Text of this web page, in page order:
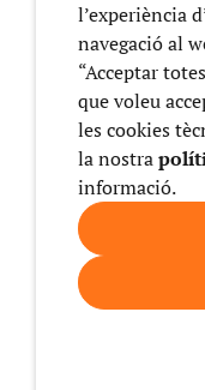
l’experiència
navegació al
“Acceptar
que voleu
les cookies
la nostra
informació.